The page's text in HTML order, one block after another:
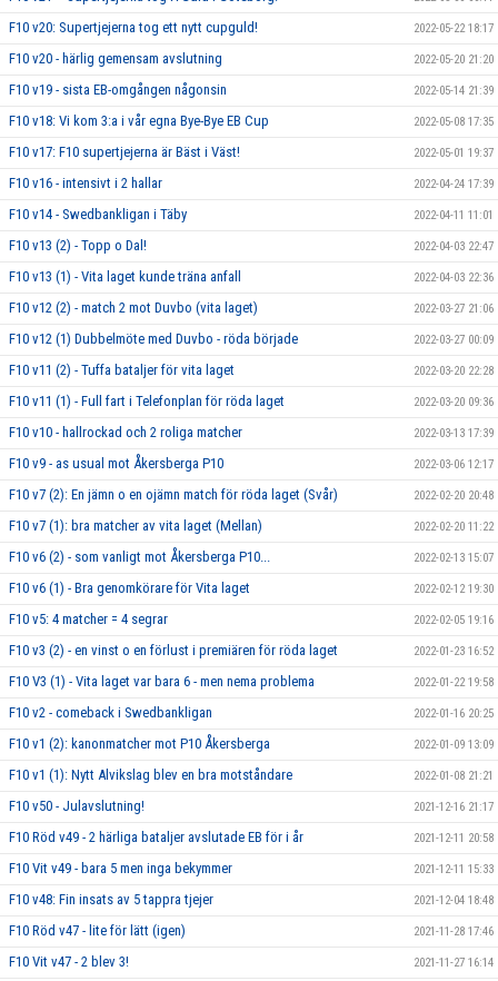
F10 v20: Supertjejerna tog ett nytt cupguld! 2022-05-22 18:17
F10 v20 - härlig gemensam avslutning 2022-05-20 21:20
F10 v19 - sista EB-omgången någonsin 2022-05-14 21:39
F10 v18: Vi kom 3:a i vår egna Bye-Bye EB Cup 2022-05-08 17:35
F10 v17: F10 supertjejerna är Bäst i Väst! 2022-05-01 19:37
F10 v16 - intensivt i 2 hallar 2022-04-24 17:39
F10 v14 - Swedbankligan i Täby 2022-04-11 11:01
F10 v13 (2) - Topp o Dal! 2022-04-03 22:47
F10 v13 (1) - Vita laget kunde träna anfall 2022-04-03 22:36
F10 v12 (2) - match 2 mot Duvbo (vita laget) 2022-03-27 21:06
F10 v12 (1) Dubbelmöte med Duvbo - röda började 2022-03-27 00:09
F10 v11 (2) - Tuffa bataljer för vita laget 2022-03-20 22:28
F10 v11 (1) - Full fart i Telefonplan för röda laget 2022-03-20 09:36
F10 v10 - hallrockad och 2 roliga matcher 2022-03-13 17:39
F10 v9 - as usual mot Åkersberga P10 2022-03-06 12:17
F10 v7 (2): En jämn o en ojämn match för röda laget (Svår) 2022-02-20 20:48
F10 v7 (1): bra matcher av vita laget (Mellan) 2022-02-20 11:22
F10 v6 (2) - som vanligt mot Åkersberga P10... 2022-02-13 15:07
F10 v6 (1) - Bra genomkörare för Vita laget 2022-02-12 19:30
F10 v5: 4 matcher = 4 segrar 2022-02-05 19:16
F10 v3 (2) - en vinst o en förlust i premiären för röda laget 2022-01-23 16:52
F10 V3 (1) - Vita laget var bara 6 - men nema problema 2022-01-22 19:58
F10 v2 - comeback i Swedbankligan 2022-01-16 20:25
F10 v1 (2): kanonmatcher mot P10 Åkersberga 2022-01-09 13:09
F10 v1 (1): Nytt Alvikslag blev en bra motståndare 2022-01-08 21:21
F10 v50 - Julavslutning! 2021-12-16 21:17
F10 Röd v49 - 2 härliga bataljer avslutade EB för i år 2021-12-11 20:58
F10 Vit v49 - bara 5 men inga bekymmer 2021-12-11 15:33
F10 v48: Fin insats av 5 tappra tjejer 2021-12-04 18:48
F10 Röd v47 - lite för lätt (igen) 2021-11-28 17:46
F10 Vit v47 - 2 blev 3! 2021-11-27 16:14